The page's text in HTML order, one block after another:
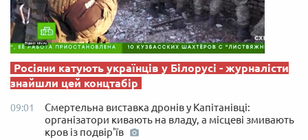
Росіяни катують українців у Білорусі - журналісти
знайшли цей концтабір
09:01
Смертельна виставка дронів у Капітанівці:
організатори кивають на владу, а місцеві змивають
кров із подвір'їв